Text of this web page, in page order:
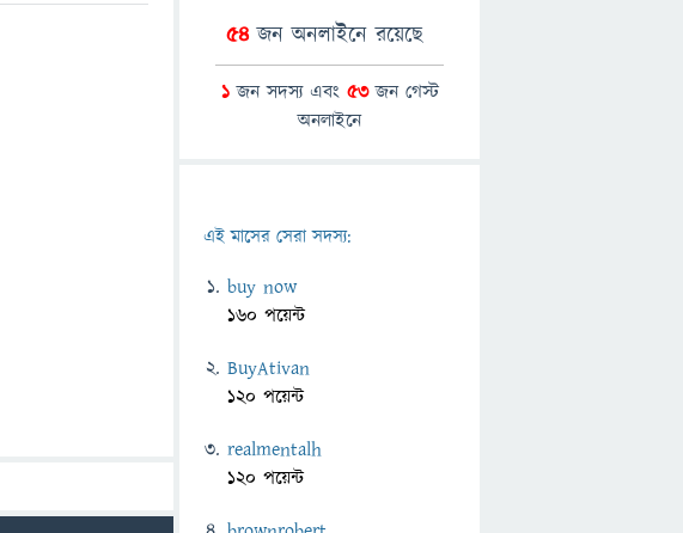
54জন অনলাইনে রয়েছে
1জন সদস্য এবং 53জন গেস্ট
অনলাইনে
এই মাসের সেরা সদস্য:
buy now
160 পয়েন্ট
BuyAtivan
120 পয়েন্ট
realmentalh
120 পয়েন্ট